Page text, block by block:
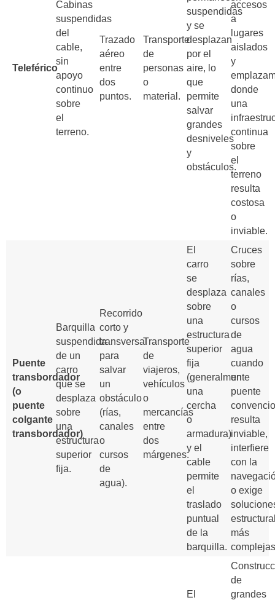
Teleférico
Cabinas
suspendidas
del
cable,
sin
apoyo
continuo
sobre
el
terreno.
Trazado
aéreo
entre
dos
puntos.
Transporte
de
personas
o
material.
suspendidas
y se
desplazan
por el
aire, lo
que
permite
salvar
grandes
desniveles
y
obstáculos.
accesos
a
lugares
aislados
y
donde
una
continua
sobre
el
terreno
resulta
costosa
o
inviable.
Puente
transbordador
(o
puente
colgante
transbordador)
Barquilla
suspendida
de un
carro
que se
desplaza
sobre
una
estructura
superior
fija.
Recorrido
corto y
transversal
para
salvar
un
obstáculo
(rías,
canales
o
cursos
de
agua).
Transporte
de
viajeros,
vehículos
o
mercancías
entre
dos
márgenes.
El
carro
se
desplaza
sobre
una
estructura
superior
fija
(generalmente
una
cercha
o
armadura)
y el
cable
permite
el
traslado
puntual
de la
barquilla.
Cruces
sobre
rías,
canales
o
cursos
de
agua
cuando
un
puente
resulta
inviable,
interfiere
con la
o exige
más
El
de
grandes